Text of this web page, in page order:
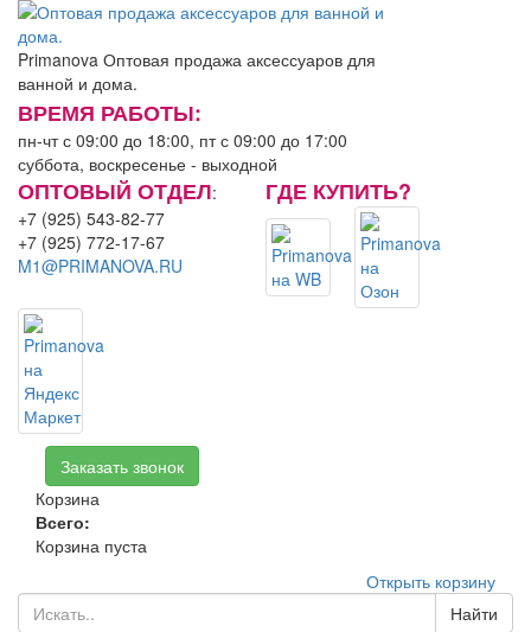
Primanova Оптовая продажа аксессуаров для
ванной и дома.
ВРЕМЯ РАБОТЫ:
пн-чт с 09:00 до 18:00, пт с 09:00 до 17:00
суббота, воскресенье - выходной
ОПТОВЫЙ ОТДЕЛ:
+7 (925) 543-82-77
+7 (925) 772-17-67
M1@PRIMANOVA.RU
ГДЕ КУПИТЬ?
Заказать звонок
Корзина
Всего:
Корзина пуста
Открыть корзину
Найти